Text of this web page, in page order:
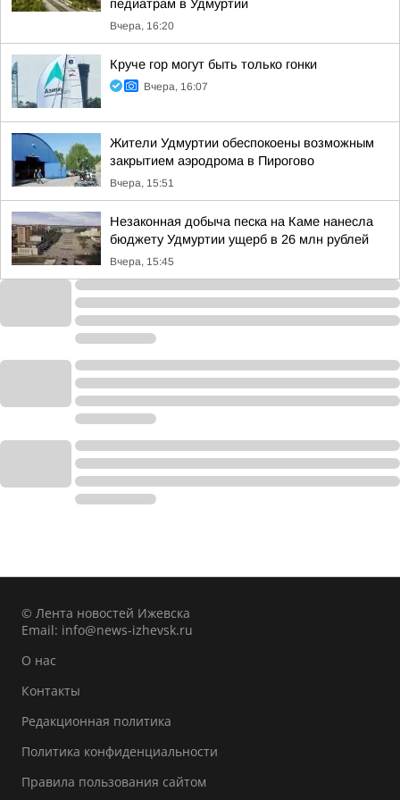
педиатрам в Удмуртии
Вчера, 16:20
Круче гор могут быть только гонки
Вчера, 16:07
Жители Удмуртии обеспокоены возможным
закрытием аэродрома в Пирогово
Вчера, 15:51
Незаконная добыча песка на Каме нанесла
бюджету Удмуртии ущерб в 26 млн рублей
Вчера, 15:45
© Лента новостей Ижевска
Email: info@news-izhevsk.ru
О нас
Контакты
Редакционная политика
Политика конфиденциальности
Правила пользования сайтом